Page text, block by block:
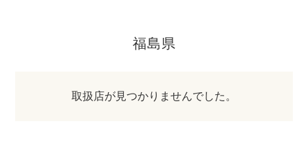
福島県
取扱店が見つかりませんでした。